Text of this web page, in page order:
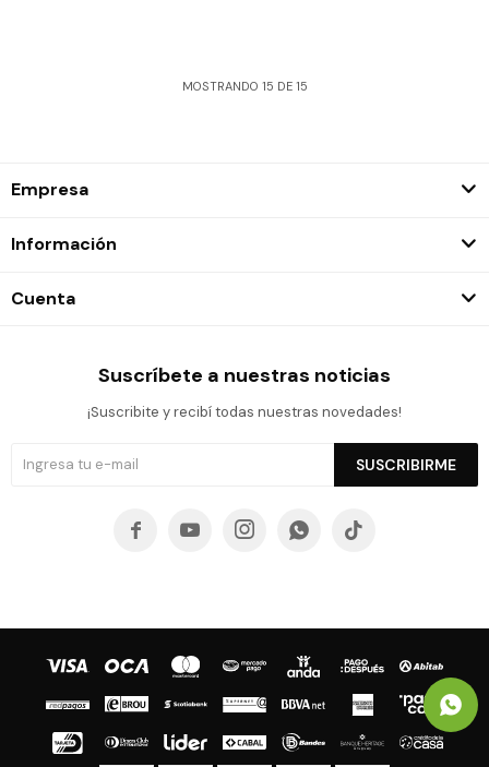
MOSTRANDO 15 DE 15
Empresa
Información
Cuenta
Suscríbete a nuestras noticias
¡Suscribite y recibí todas nuestras novedades!
SUSCRIBIRME
    